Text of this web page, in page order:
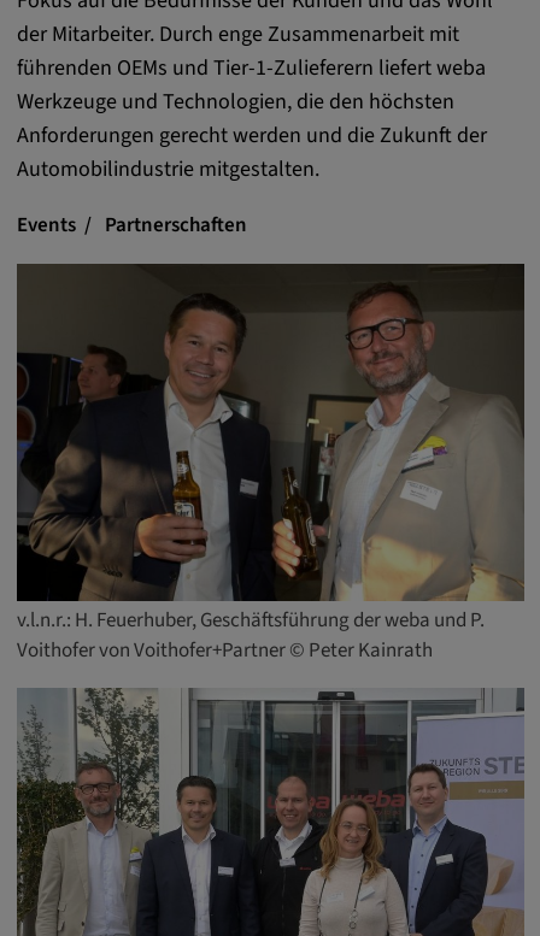
der Mitarbeiter. Durch enge Zusammenarbeit mit
führenden OEMs und Tier-1-Zulieferern liefert weba
Werkzeuge und Technologien, die den höchsten
Anforderungen gerecht werden und die Zukunft der
Automobilindustrie mitgestalten.
Events
Partnerschaften
v.l.n.r.: H. Feuerhuber, Geschäftsführung der weba und P.
Voithofer von Voithofer+Partner © Peter Kainrath